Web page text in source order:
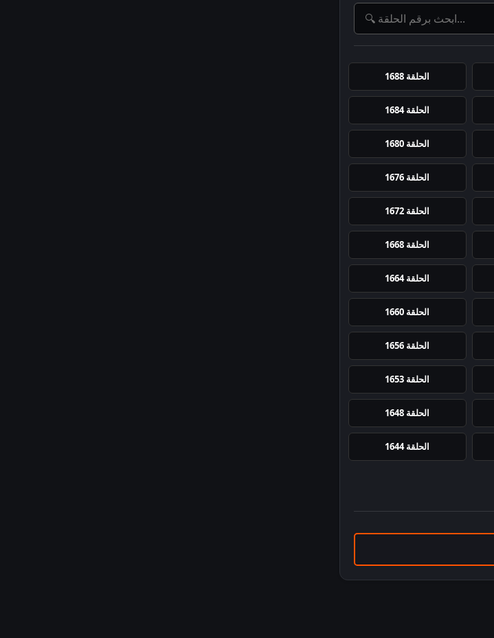
الحلقة 1688
الحلقة 1684
الحلقة 1680
الحلقة 1676
الحلقة 1672
الحلقة 1668
الحلقة 1664
الحلقة 1660
الحلقة 1656
الحلقة 1653
الحلقة 1648
الحلقة 1644